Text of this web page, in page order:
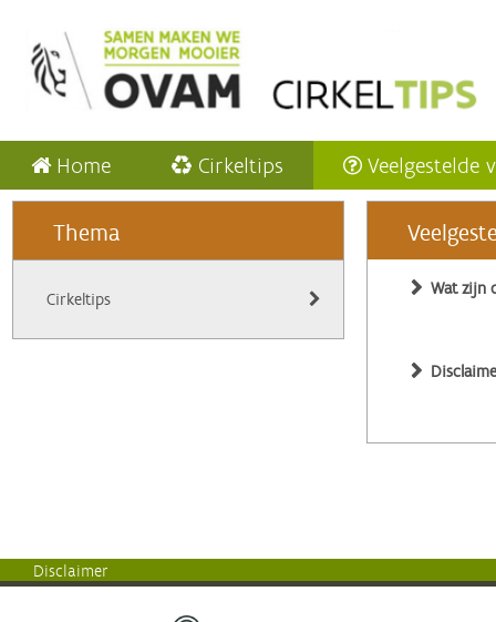
Home Cirkeltips Veelgestelde
Thema
Cirkeltips
Wat zijn
Disclaimer